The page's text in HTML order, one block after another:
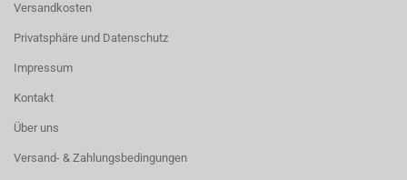
Versandkosten
Privatsphäre und Datenschutz
Impressum
Kontakt
Über uns
Versand- & Zahlungsbedingungen